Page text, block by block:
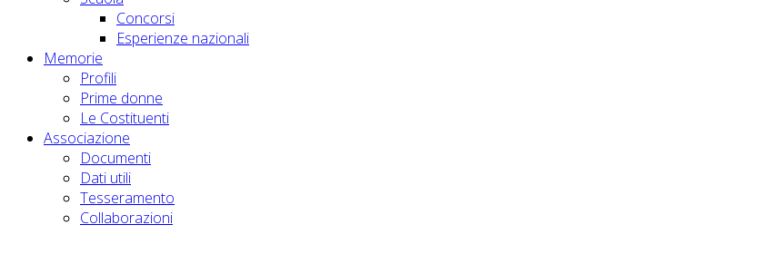
Concorsi
Esperienze nazionali
Memorie
Profili
Prime donne
Le Costituenti
Associazione
Documenti
Dati utili
Tesseramento
Collaborazioni